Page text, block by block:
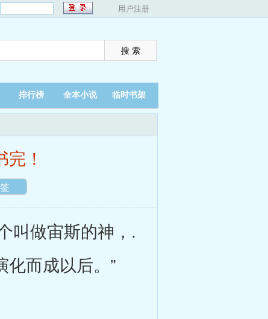
用户注册
排行榜 全本小说 临时书架
！
叫做宙斯的神，.
化而成以后。”